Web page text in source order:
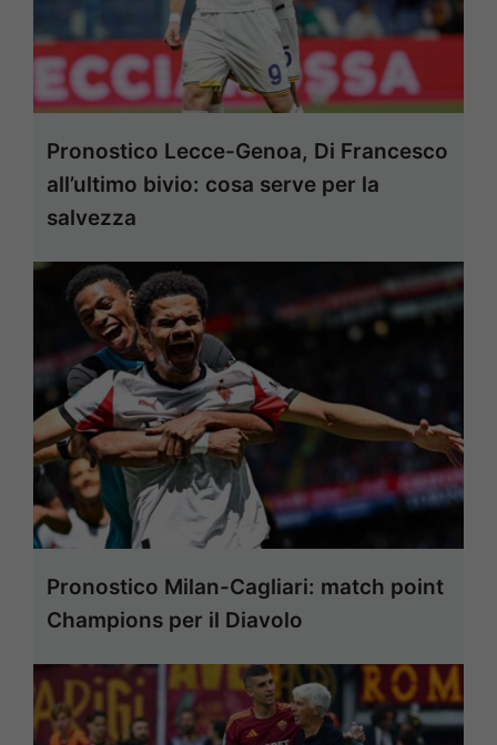
Pronostico Lecce-Genoa, Di Francesco
all’ultimo bivio: cosa serve per la
salvezza
Pronostico Milan-Cagliari: match point
Champions per il Diavolo